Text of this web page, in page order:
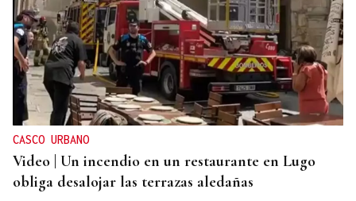
CASCO URBANO
Video | Un incendio en un restaurante en Lugo
obliga desalojar las terrazas aledañas